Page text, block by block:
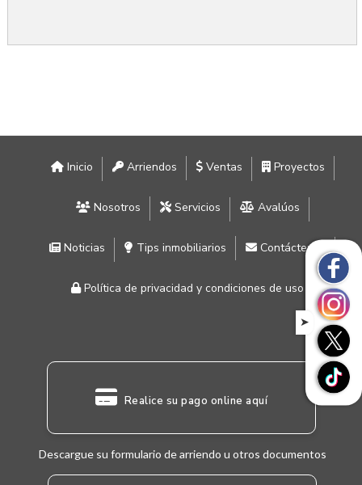
Inicio Arriendos Ventas Proyectos
Nosotros Servicios Avalúos
Noticias Tips inmobiliarios Contáctenos
Política de privacidad y condiciones de uso
Realice su pago online aquí
Descargue su formulario de arriendo u otros documentos
➤